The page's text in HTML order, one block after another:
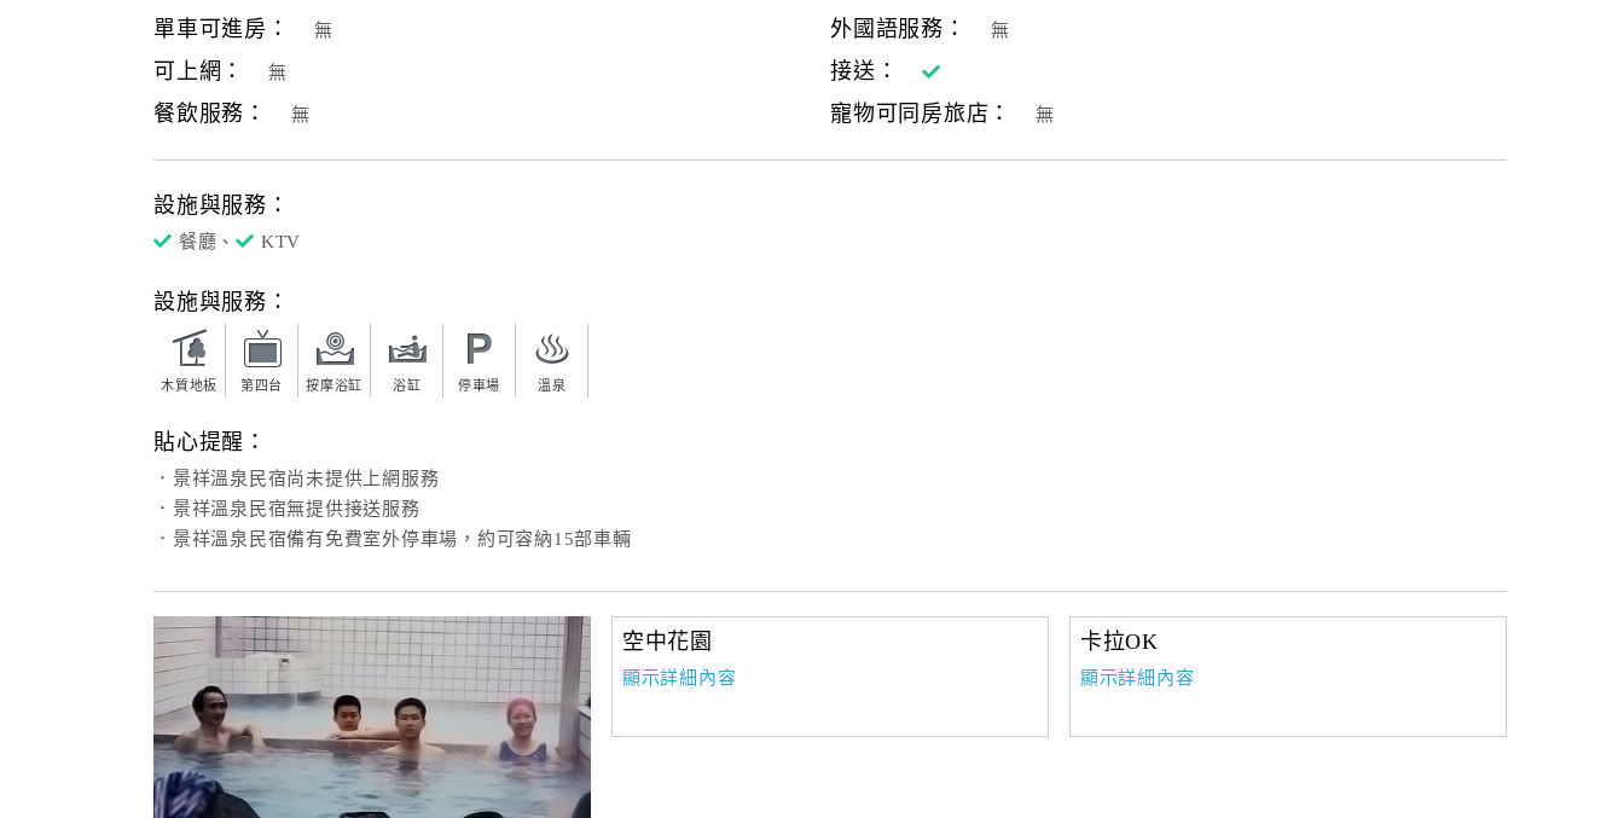
單車可進房： 無 外國語服務： 無
可上網： 無
接送：
餐飲服務：
無 寵物可同房旅店： 無
設施與服務：
餐廳、 KTV
設施與服務：
木質地板 第四台 按摩浴缸 浴缸 停車場 溫泉
貼心提醒：
．景祥溫泉民宿尚未提供上網服務
．景祥溫泉民宿無提供接送服務
．景祥溫泉民宿備有免費室外停車場，約可容納15部車輛
空中花園
顯示詳細內容
卡拉OK
顯示詳細內容